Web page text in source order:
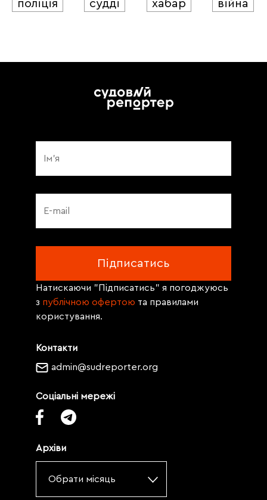
поліція
судді хабар війна
Контакти
admin@sudreporter.org
Соціальні мережі
Архіви
Обрати місяць
Натискаючи "Підписатись" я погоджуюсь
з публічною офертою та правилами
користування.